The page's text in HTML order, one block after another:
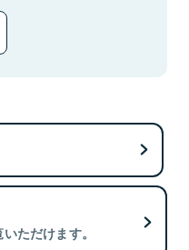
ただけます。